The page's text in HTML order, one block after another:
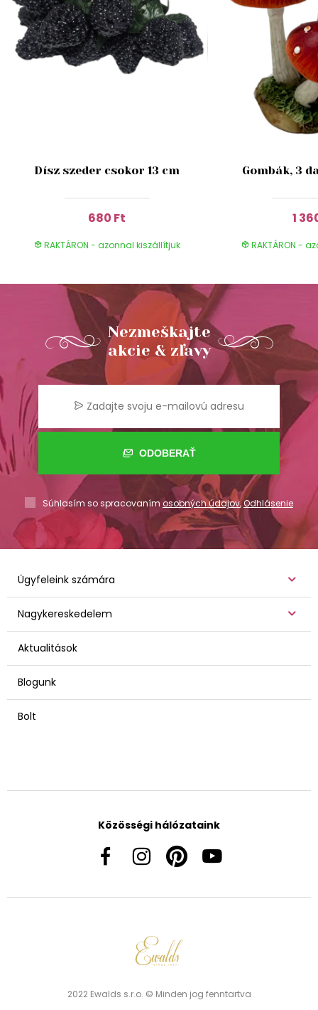
Dísz szeder csokor 13 cm
680 Ft
RAKTÁRON - azonnal kiszállítjuk
Gombák, 3
1
RAKTÁRON -
Nezmeškajte
akcie & zľavy
ODOBERAŤ
Súhlasím so spracovaním osobných údajov,Odhlásenie
Ügyfeleink számára
Nagykereskedelem
Aktualitások
Blogunk
Bolt
Közösségi hálózataink
2022 Ewalds s.r.o. © Minden jog fenntartva